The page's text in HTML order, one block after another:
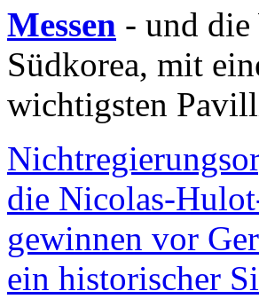
Messen - und die
Südkorea, mit
wichtigsten
die Nicolas-
gewinnen vor
ein historischer